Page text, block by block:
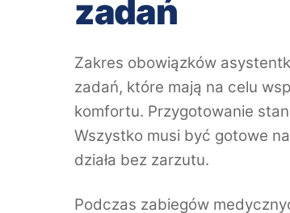
zadań
Zakres obowiązków
zadań, które mają na celu
komfortu. Przygotowanie
Wszystko musi być gotowe
działa bez zarzutu.
Podczas zabiegów